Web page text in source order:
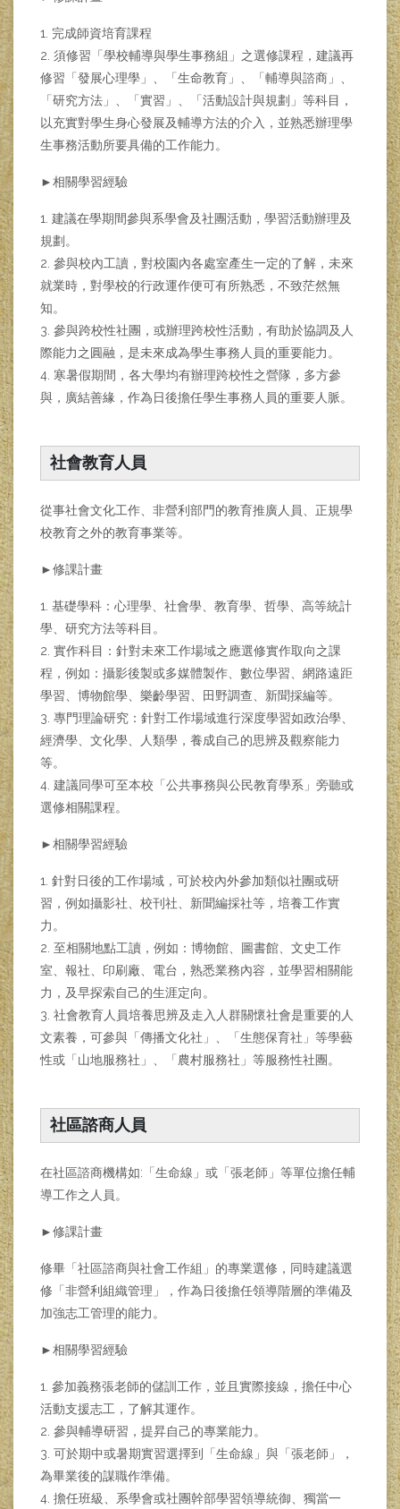
1. 完成師資培育課程
2. 須修習「學校輔導與學生事務組」之選修課程，建議再
修習「發展心理學」、「生命教育」、「輔導與諮商」、
「研究方法」、「實習」、「活動設計與規劃」等科目，
以充實對學生身心發展及輔導方法的介入，並熟悉辦理學
生事務活動所要具備的工作能力。
►相關學習經驗
1. 建議在學期間參與系學會及社團活動，學習活動辦理及
規劃。
2. 參與校內工讀，對校園內各處室產生一定的了解，未來
就業時，對學校的行政運作便可有所熟悉，不致茫然無
知。
3. 參與跨校性社團，或辦理跨校性活動，有助於協調及人
際能力之圓融，是未來成為學生事務人員的重要能力。
4. 寒暑假期間，各大學均有辦理跨校性之營隊，多方參
與，廣結善緣，作為日後擔任學生事務人員的重要人脈。
社會教育人員
從事社會文化工作、非營利部門的教育推廣人員、正規學
校教育之外的教育事業等。
►修課計畫
1. 基礎學科：心理學、社會學、教育學、哲學、高等統計
學、研究方法等科目。
2. 實作科目：針對未來工作場域之應選修實作取向之課
程，例如：攝影後製或多媒體製作、數位學習、網路遠距
學習、博物館學、樂齡學習、田野調查、新聞採編等。
3. 專門理論研究：針對工作場域進行深度學習如政治學、
經濟學、文化學、人類學，養成自己的思辨及觀察能力
等。
4. 建議同學可至本校「公共事務與公民教育學系」旁聽或
選修相關課程。
►相關學習經驗
1. 針對日後的工作場域，可於校內外參加類似社團或研
習，例如攝影社、校刊社、新聞編採社等，培養工作實
力。
2. 至相關地點工讀，例如：博物館、圖書館、文史工作
室、報社、印刷廠、電台，熟悉業務內容，並學習相關能
力，及早探索自己的生涯定向。
3. 社會教育人員培養思辨及走入人群關懷社會是重要的人
文素養，可參與「傳播文化社」、「生態保育社」等學藝
性或「山地服務社」、「農村服務社」等服務性社團。
社區諮商人員
在社區諮商機構如:「生命線」或「張老師」等單位擔任輔
導工作之人員。
►修課計畫
修畢「社區諮商與社會工作組」的專業選修，同時建議選
修「非營利組織管理」，作為日後擔任領導階層的準備及
加強志工管理的能力。
►相關學習經驗
1. 參加義務張老師的儲訓工作，並且實際接線，擔任中心
活動支援志工，了解其運作。
2. 參與輔導研習，提昇自己的專業能力。
3. 可於期中或暑期實習選擇到「生命線」與「張老師」，
為畢業後的謀職作準備。
4. 擔任班級、系學會或社團幹部學習領導統御、獨當一